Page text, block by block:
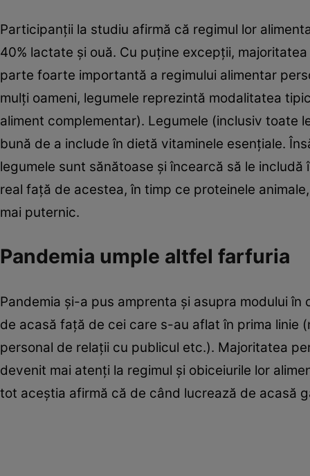
Participanţii la studiu afirmă că regimul lor
40% lactate şi ouă. Cu puţine excepţii,
parte foarte importantă a regimului alimentar
mulţi oameni, legumele reprezintă modalitatea
aliment complementar). Legumele (inclusiv toate
bună de a include în dietă vitaminele esenţiale.
legumele sunt sănătoase şi încearcă să le includă
real faţă de acestea, în timp ce proteinele
mai puternic.
Pandemia umple altfel farfuria
Pandemia şi-a pus amprenta şi asupra modului
de acasă faţă de cei care s-au aflat în prima linie
personal de relaţii cu publicul etc.). Majoritatea
devenit mai atenţi la regimul şi obiceiurile lor
tot aceştia afirmă că de când lucrează de acasă